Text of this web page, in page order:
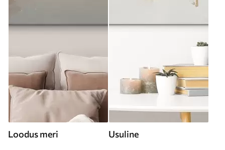
Loodus meri Usuline